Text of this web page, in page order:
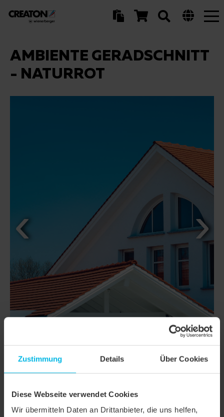
Zustimmung Details Über Cookies
Diese Webseite verwendet Cookies
Wir übermitteln Daten an Drittanbieter, die uns helfen,
AMBIENTE GERADSCHNITT
- NATURROT
DETAILS
Produktfamilie Biberschwanzziegel AMBIENTE